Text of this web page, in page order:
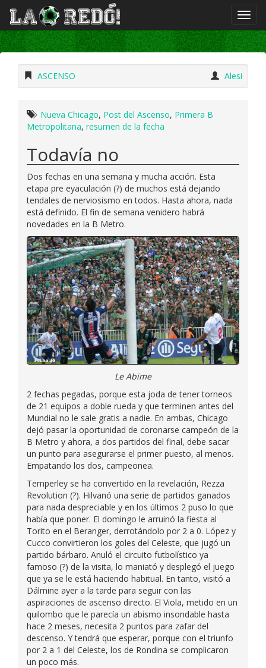
ASCENSO Alesi
Nueva Chicago, Post del Ascenso, Primera B
Metropolitana, resumen de la fecha
Todavía no
Dos fechas en una semana y mucha acción. Esta
etapa pre eyaculación (?) de muchos está dejando
tendales de nerviosismo en todos. Hasta ahora, nada
está definido. El fin de semana venidero habrá
novedades en la B Metro.
Le Abime
2 fechas pegadas, porque esta joda de tener torneos
de 21 equipos a doble rueda y que terminen antes del
Mundial no le sale gratis a nadie. En ambas, Chicago
dejó pasar la oportunidad de coronarse campeón de la
B Metro y ahora, a dos partidos del final, debe sacar
un punto para asegurarse el primer puesto, al menos.
Empatando los dos, campeonea.
Temperley se ha convertido en la revelación, Rezza
Revolution (?). Hilvanó una serie de partidos ganados
para nada despreciable y en los últimos 2 puso lo que
había que poner. El domingo le arruinó la fiesta al
Torito en el Beranger, derrotándolo por 2 a 0. López y
Cucco convirtieron los goles del Celeste, que jugó un
partido bárbaro. Anuló el circuito futbolístico ya
famoso (?) de la visita, lo maniató y desplegó el juego
que ya se le está haciendo habitual. En tanto, visitó a
Dálmine ayer a la tarde para seguir con las
aspiraciones de ascenso directo. El Viola, metido en un
quilombo que le parecía un abismo insondable hasta
hace 2 meses, necesita 2 puntos para zafar del
descenso. Y tendrá que esperar, porque con el triunfo
por 2 a 1 del Celeste, los de Rondina se complicaron
un poco más.